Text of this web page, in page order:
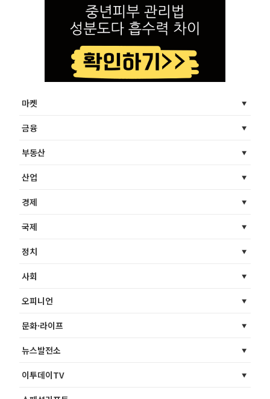
마켓
금융
부동산
산업
경제
국제
정치
사회
오피니언
문화·라이프
뉴스발전소
이투데이TV